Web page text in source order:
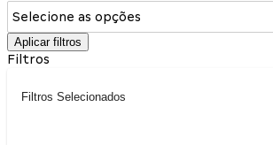
Selecione as opções
Aplicar filtros
Filtros
Filtros Selecionados